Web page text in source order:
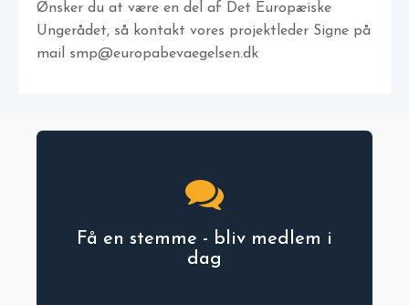
Ønsker du at være en del af Det Europæiske
Ungerådet, så kontakt vores projektleder Signe på
mail smp@europabevaegelsen.dk
Få en stemme - bliv medlem i
dag